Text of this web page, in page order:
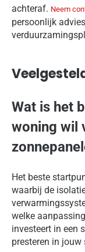
achteraf. Neem
persoonlijk
Wat is het
woning wil
Het beste
waarbij de
welke
investeert in een
presteren in